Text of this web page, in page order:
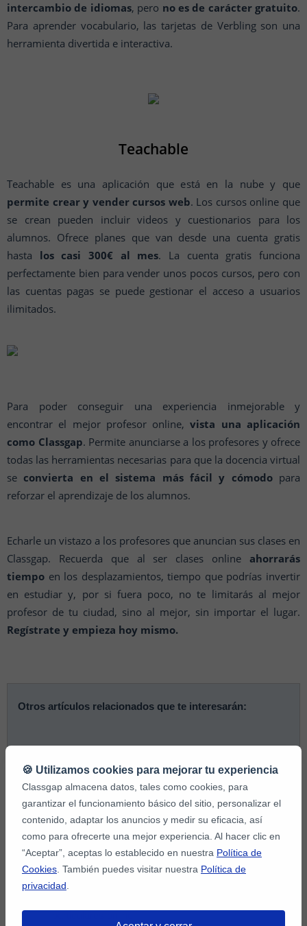
intercambio de idiomas, pero no es de carácter gratuito.
Para aprender vocabulario, las tarjetas de Verbling son una
herramienta divertida e interactiva.
Teachable
Teachable es una aplicación que está en la nube y que
permite crear y vender cursos web. Los cursos online que
se crean pueden incluir videos y cuestionarios para los
alumnos. Ofrece planes que van desde una cuenta gratis
hasta los casi 300€ al mes. La cuenta gratis funciona
perfectamente bien para vender unos pocos cursos, pero con
las cuentas pagas se puede gestionar el acceso a usuarios
ilimitados.
Para poder conseguir una experiencia inmejorable y
encontrar el mejor profesor online,vista una aplicación
como Classgap. Permite anunciarse a los profesores y ofrece
todas las herramientas necesarias para que la docencia virtual
se convierta en el sistema más fácil y cómodopara
reforzar el aprendizaje de los alumnos.
Echarle un vistazo a los profesores que anuncian sus clases en
Classgap. Recuerda que al ser clases online ahorrarás
tiempo en los desplazamientos, tiempo que podrías invertir
en estudiar y, por si fuera poco, no te limitarás al mejor
profesor de tu ciudad, sino al mejor, sin importar el lugar.
Regístrate y empieza hoy mismo.
Otros artículos relacionados que te interesarán:
particulares
Profesores particulares: ¿Cuánto cuesta una clase
online de inglés?
5 plataformas para encontrar un profesor particular
online
Consejos para escoger a tu profesor a distancia
🍪 Utilizamos cookies para mejorar tu experiencia
Classgap almacena datos, tales como cookies, para
garantizar el funcionamiento básico del sitio, personalizar el
contenido, adaptar los anuncios y medir su eficacia, así
como para ofrecerte una mejor experiencia. Al hacer clic en
“Aceptar”, aceptas lo establecido en nuestra Política de
Cookies . También puedes visitar nuestra Política de
privacidad